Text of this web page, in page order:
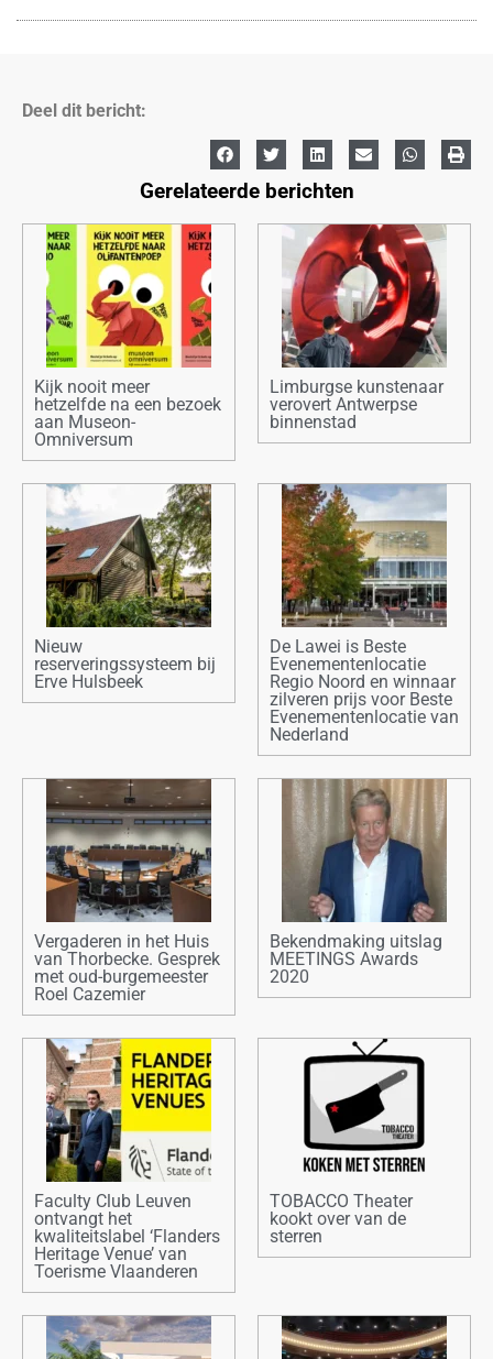
Deel dit bericht:
Gerelateerde berichten
Kijk nooit meer
hetzelfde na een bezoek
aan Museon-
Omniversum
Limburgse kunstenaar
verovert Antwerpse
binnenstad
Nieuw
reserveringssysteem bij
Erve Hulsbeek
De Lawei is Beste
Evenementenlocatie
Regio Noord en winnaar
zilveren prijs voor Beste
Evenementenlocatie van
Nederland
Vergaderen in het Huis
van Thorbecke. Gesprek
met oud-burgemeester
Roel Cazemier
Bekendmaking uitslag
MEETINGS Awards
2020
Faculty Club Leuven
ontvangt het
kwaliteitslabel ‘Flanders
Heritage Venue’ van
Toerisme Vlaanderen
TOBACCO Theater
kookt over van de
sterren